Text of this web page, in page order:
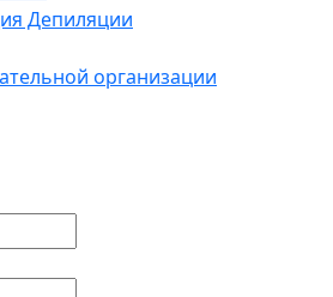
Депиляции
организации